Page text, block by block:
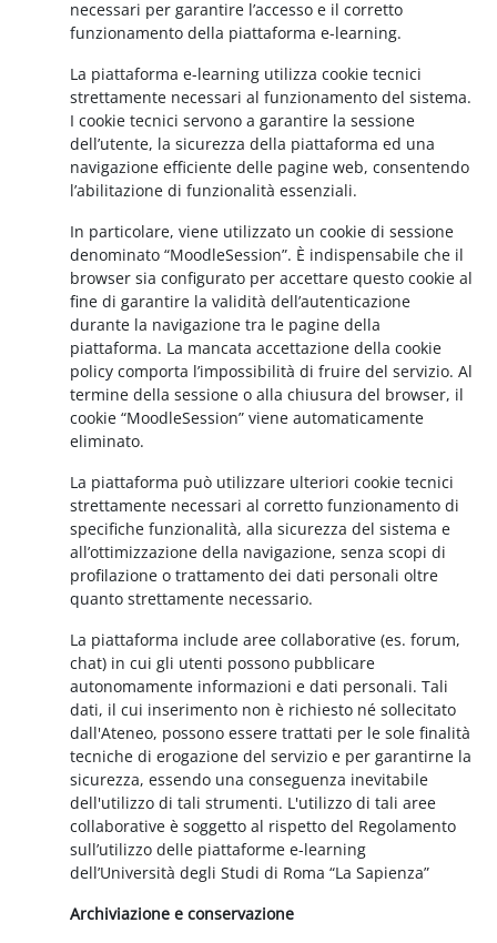
necessari per garantire l’accesso e il corretto
funzionamento della piattaforma e-learning.
La piattaforma e-learning utilizza cookie tecnici
strettamente necessari al funzionamento del sistema.
I cookie tecnici servono a garantire la sessione
dell’utente, la sicurezza della piattaforma ed una
navigazione efficiente delle pagine web, consentendo
l’abilitazione di funzionalità essenziali.
In particolare, viene utilizzato un cookie di sessione
denominato “MoodleSession”. È indispensabile che il
browser sia configurato per accettare questo cookie al
fine di garantire la validità dell’autenticazione
durante la navigazione tra le pagine della
piattaforma. La mancata accettazione della cookie
policy comporta l’impossibilità di fruire del servizio. Al
termine della sessione o alla chiusura del browser, il
cookie “MoodleSession” viene automaticamente
eliminato.
La piattaforma può utilizzare ulteriori cookie tecnici
strettamente necessari al corretto funzionamento di
specifiche funzionalità, alla sicurezza del sistema e
all’ottimizzazione della navigazione, senza scopi di
profilazione o trattamento dei dati personali oltre
quanto strettamente necessario.
La piattaforma include aree collaborative (es. forum,
chat) in cui gli utenti possono pubblicare
autonomamente informazioni e dati personali. Tali
dati, il cui inserimento non è richiesto né sollecitato
dall'Ateneo, possono essere trattati per le sole finalità
tecniche di erogazione del servizio e per garantirne la
sicurezza, essendo una conseguenza inevitabile
dell'utilizzo di tali strumenti. L'utilizzo di tali aree
collaborative è soggetto al rispetto del Regolamento
sull’utilizzo delle piattaforme e-learning
dell’Università degli Studi di Roma “La Sapienza”
Archiviazione e conservazione